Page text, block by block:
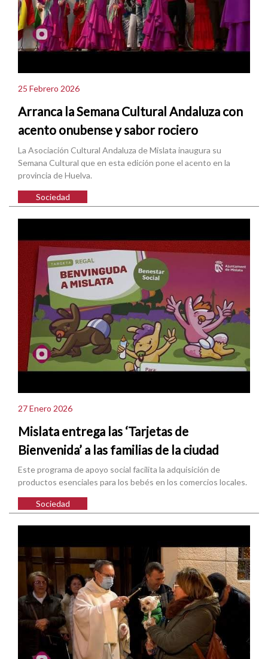
25 Febrero 2026
Arranca la Semana Cultural Andaluza con
acento onubense y sabor rociero
La Asociación Cultural Andaluza de Mislata inaugura su
Semana Cultural que en esta edición pone el acento en la
provincia de Huelva.
Sociedad
27 Enero 2026
Mislata entrega las ‘Tarjetas de
Bienvenida’ a las familias de la ciudad
Este programa de apoyo social facilita la adquisición de
productos esenciales para los bebés en los comercios locales.
Sociedad